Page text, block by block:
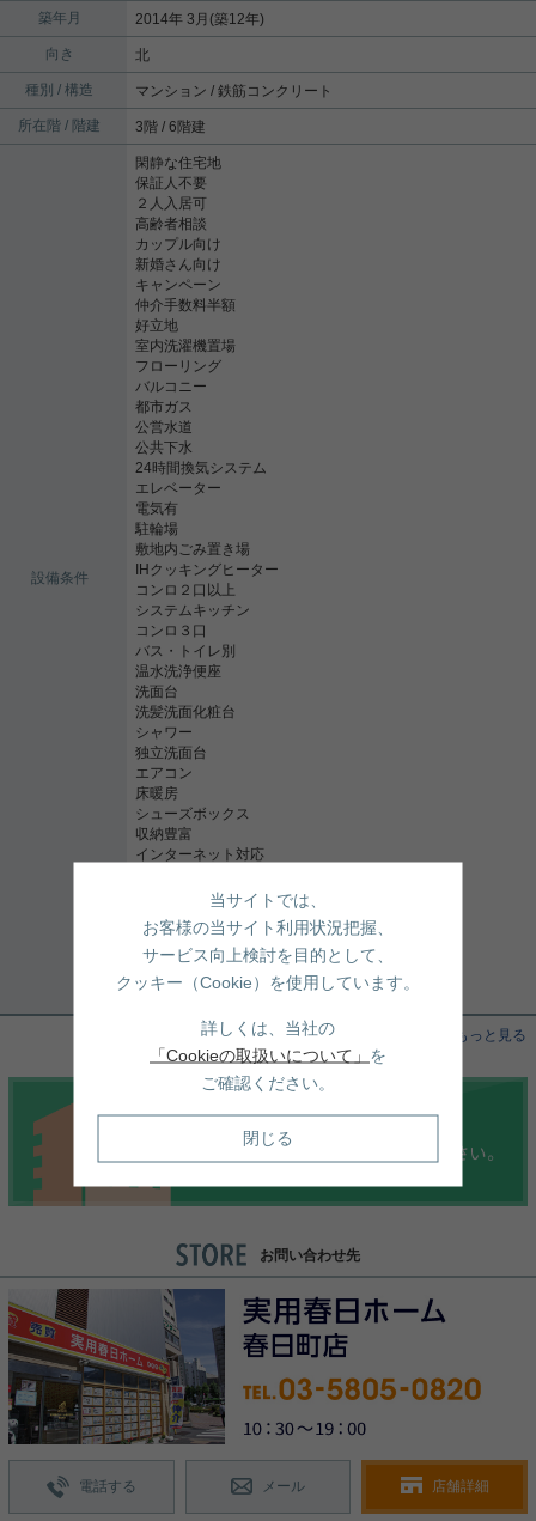
築年月 2014年 3月(築12年)
向き 北
種別 / 構造 マンション / 鉄筋コンクリート
所在階 / 階建 3階 / 6階建
設備条件
閑静な住宅地
保証人不要
２人入居可
高齢者相談
カップル向け
新婚さん向け
キャンペーン
仲介手数料半額
好立地
室内洗濯機置場
フローリング
バルコニー
都市ガス
公営水道
公共下水
24時間換気システム
エレベーター
電気有
駐輪場
敷地内ごみ置き場
IHクッキングヒーター
コンロ２口以上
システムキッチン
コンロ３口
バス・トイレ別
温水洗浄便座
洗面台
洗髪洗面化粧台
シャワー
独立洗面台
エアコン
床暖房
シューズボックス
収納豊富
インターネット対応
TVモニタ付インターホン
宅配ボックス
ディンプルキー
防犯カメラ
24時間ゴミ出し可
初期費用カード決済可
この物件の情報をもっと見る
お問い合わせ先
電話する メール 店舗詳細
当サイトでは、
お客様の当サイト利用状況把握、
サービス向上検討を目的として、
クッキー（Cookie）を使用しています。
詳しくは、当社の
「Cookieの取扱いについて」 を
ご確認ください。
閉じる